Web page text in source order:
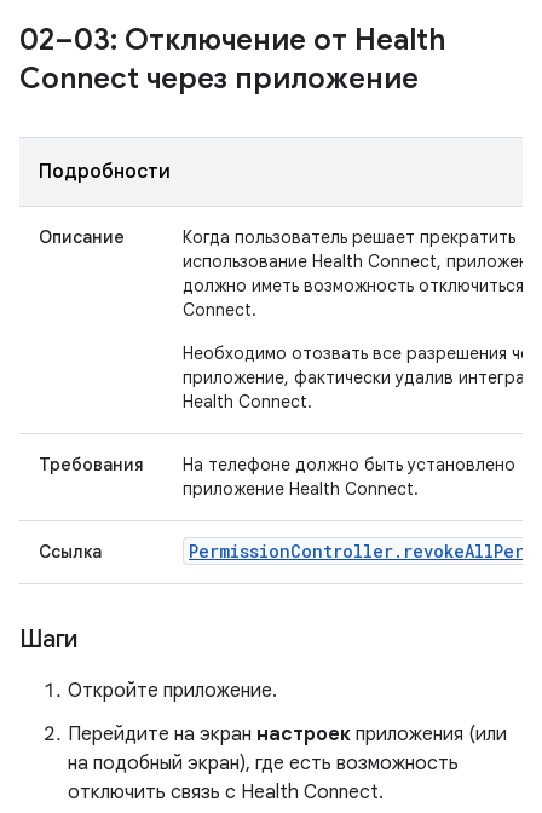
02–03: Отключение от Health
Connect через приложение
Подробности
Описание
Когда пользователь решает прекратить
использование Health Connect,
должно иметь возможность отключиться
Connect.
Необходимо отозвать все разрешения
приложение, фактически удалив
Health Connect.
Требования
На телефоне должно быть установлено
приложение Health Connect.
Ссылка
Шаги
Откройте приложение.
Перейдите на экран настроек приложения (или
на подобный экран), где есть возможность
отключить связь с Health Connect.